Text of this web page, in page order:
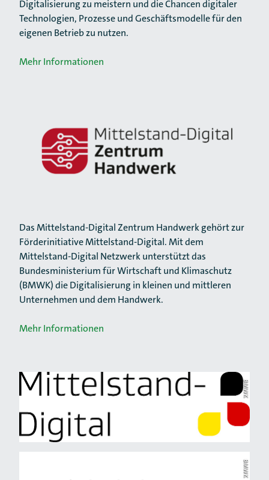
Digitalisierung zu meistern und die Chancen digitaler
Technologien, Prozesse und Geschäftsmodelle für den
eigenen Betrieb zu nutzen.
Mehr Informationen
Das Mittelstand-Digital Zentrum Handwerk gehört zur
Förderinitiative Mittelstand-Digital. Mit dem
Mittelstand-Digital Netzwerk unterstützt das
Bundesministerium für Wirtschaft und Klimaschutz
(BMWK) die Digitalisierung in kleinen und mittleren
Unternehmen und dem Handwerk.
Mehr Informationen
BMWK
BMWK